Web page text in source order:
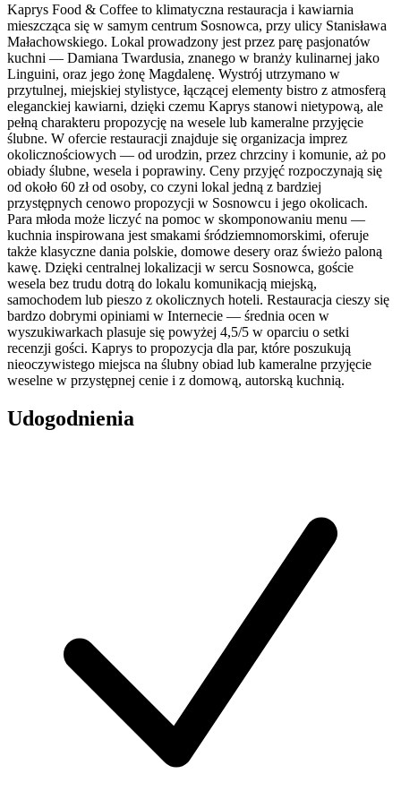
Kaprys Food & Coffee to klimatyczna restauracja i kawiarnia
mieszcząca się w samym centrum Sosnowca, przy ulicy Stanisława
Małachowskiego. Lokal prowadzony jest przez parę pasjonatów
kuchni — Damiana Twardusia, znanego w branży kulinarnej jako
Linguini, oraz jego żonę Magdalenę. Wystrój utrzymano w
przytulnej, miejskiej stylistyce, łączącej elementy bistro z atmosferą
eleganckiej kawiarni, dzięki czemu Kaprys stanowi nietypową, ale
pełną charakteru propozycję na wesele lub kameralne przyjęcie
ślubne. W ofercie restauracji znajduje się organizacja imprez
okolicznościowych — od urodzin, przez chrzciny i komunie, aż po
obiady ślubne, wesela i poprawiny. Ceny przyjęć rozpoczynają się
od około 60 zł od osoby, co czyni lokal jedną z bardziej
przystępnych cenowo propozycji w Sosnowcu i jego okolicach.
Para młoda może liczyć na pomoc w skomponowaniu menu —
kuchnia inspirowana jest smakami śródziemnomorskimi, oferuje
także klasyczne dania polskie, domowe desery oraz świeżo paloną
kawę. Dzięki centralnej lokalizacji w sercu Sosnowca, goście
wesela bez trudu dotrą do lokalu komunikacją miejską,
samochodem lub pieszo z okolicznych hoteli. Restauracja cieszy się
bardzo dobrymi opiniami w Internecie — średnia ocen w
wyszukiwarkach plasuje się powyżej 4,5/5 w oparciu o setki
recenzji gości. Kaprys to propozycja dla par, które poszukują
nieoczywistego miejsca na ślubny obiad lub kameralne przyjęcie
weselne w przystępnej cenie i z domową, autorską kuchnią.
Udogodnienia